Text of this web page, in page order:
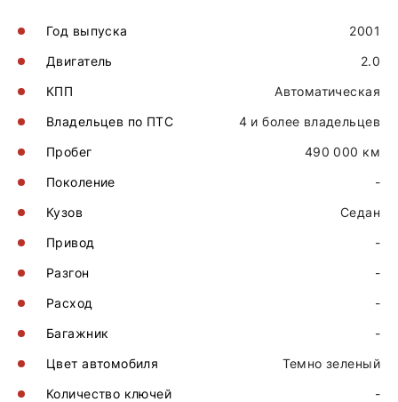
Год выпуска
2001
Двигатель
2.0
КПП
Автоматическая
Владельцев по ПТС
4 и более владельцев
Пробег
490 000 км
Поколение
-
Кузов
Седан
Привод
-
Разгон
-
Расход
-
Багажник
-
Цвет автомобиля
Темно зеленый
Количество ключей
-